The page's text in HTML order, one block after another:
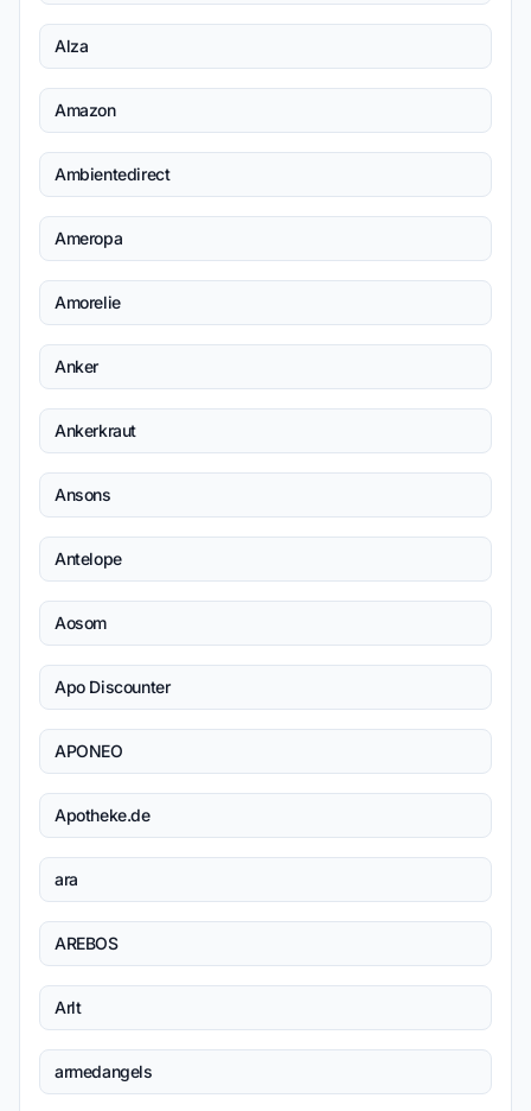
Alza
Amazon
Ambientedirect
Ameropa
Amorelie
Anker
Ankerkraut
Ansons
Antelope
Aosom
Apo Discounter
APONEO
Apotheke.de
ara
AREBOS
Arlt
armedangels